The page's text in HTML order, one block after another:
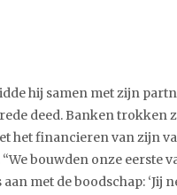
hij samen met zijn
deed. Banken trokken
het financieren van zijn
bouwden onze eerste
met de boodschap: ‘Jij